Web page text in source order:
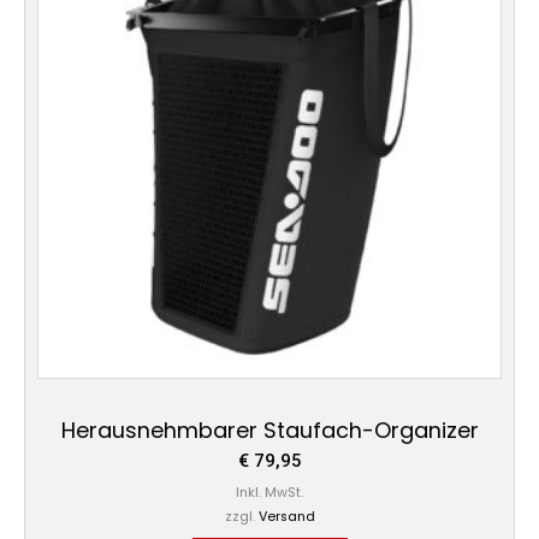
Herausnehmbarer Staufach-Organizer
€79,95
Inkl. MwSt.
zzgl. Versand